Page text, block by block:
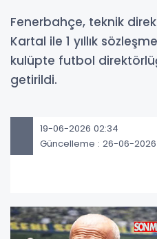
Fenerbahçe, teknik
Kartal ile 1 yıllık
kulüpte futbol
getirildi.
19-06-2026 02:34
Güncelleme : 26-06-2026